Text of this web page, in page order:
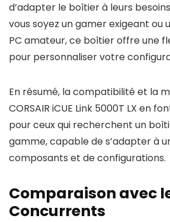
d’adapter le boîtier à leurs
vous soyez un gamer exigeant ou
PC amateur, ce boîtier offre une
pour personnaliser votre
En résumé, la compatibilité et la
CORSAIR iCUE Link 5000T LX en
pour ceux qui recherchent un
gamme, capable de s’adapter à
composants et de configurations.
Comparaison avec
Concurrents